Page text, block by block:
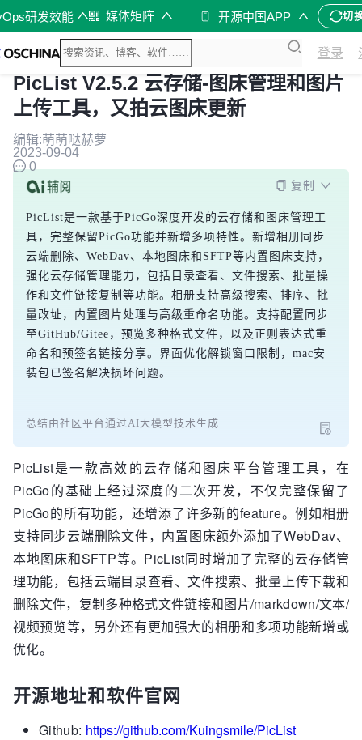
研发效能 媒体矩阵 开源中国APP 切
登录
PicList V2.5.2 云存储-图床管理和图片
上传工具，又拍云图床更新
编辑:萌萌哒赫萝
2023-09-04
0
复制
PicList是一款基于PicGo深度开发的云存储和图床管理工
具，完整保留PicGo功能并新增多项特性。新增相册同步
云端删除、WebDav、本地图床和SFTP等内置图床支持，
强化云存储管理能力，包括目录查看、文件搜索、批量操
作和文件链接复制等功能。相册支持高级搜索、排序、批
量改址，内置图片处理与高级重命名功能。支持配置同步
至GitHub/Gitee，预览多种格式文件，以及正则表达式重
命名和预签名链接分享。界面优化解锁窗口限制，mac安
装包已签名解决损坏问题。
总结由社区平台通过AI大模型技术生成
PicList是一款高效的云存储和图床平台管理工具，在
PicGo的基础上经过深度的二次开发，不仅完整保留了
PicGo的所有功能，还增添了许多新的feature。例如相册
支持同步云端删除文件，内置图床额外添加了WebDav、
本地图床和SFTP等。PicList同时增加了完整的云存储管
理功能，包括云端目录查看、文件搜索、批量上传下载和
删除文件，复制多种格式文件链接和图片/markdown/文本/
视频预览等，另外还有更加强大的相册和多项功能新增或
优化。
开源地址和软件官网
Github: https://github.com/Kuingsmile/PicList